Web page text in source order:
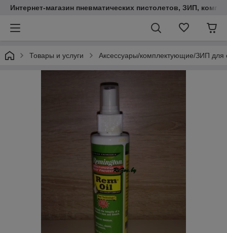
Интернет-магазин пневматических пистолетов, ЗИП,
Товары и услуги Аксессуары/комплектующие/ЗИП для